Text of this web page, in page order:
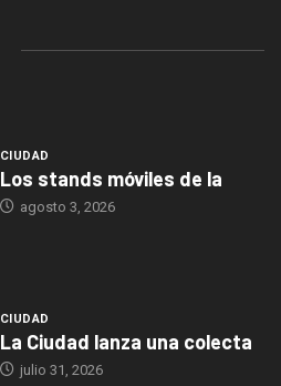
CIUDAD
Los stands móviles de la
agosto 3, 2026
CIUDAD
La Ciudad lanza una colecta
julio 31, 2026